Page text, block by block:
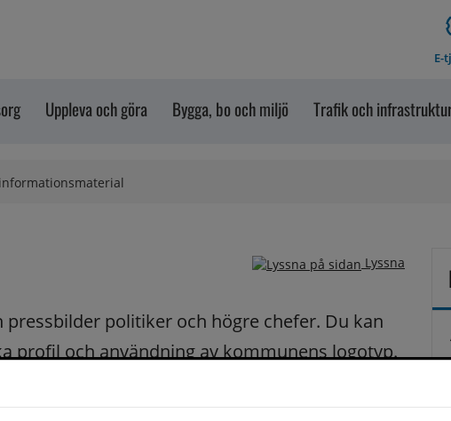
E-
Uppleva och göra Bygga, bo och miljö Trafik och
Lyssna
politiker och högre chefer. Du kan
profil och användning av kommunens logotyp.